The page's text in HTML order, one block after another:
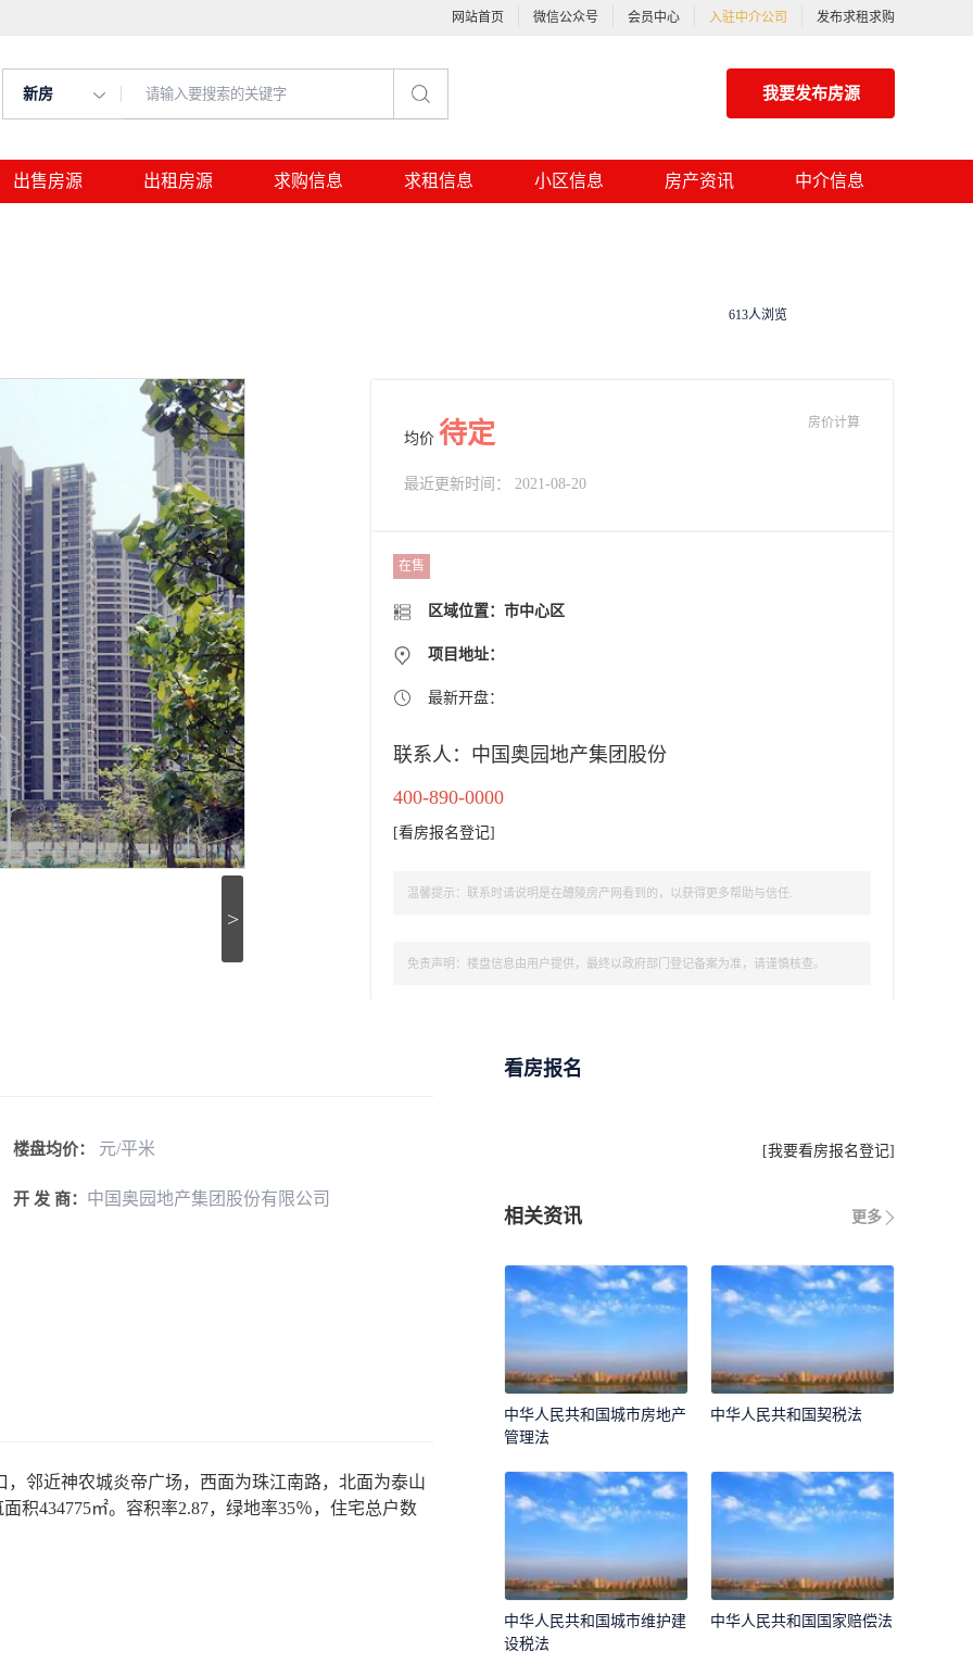
网站首页 微信公众号 会员中心 入驻中介公司 发布求租求购
新房 我要发布房源
出售房源 出租房源 求购信息 求租信息 小区信息 房产资讯 中介信息
613人浏览
>
均价 待定 房价计算
最近更新时间： 2021-08-20
在售
区域位置： 市中心区
项目地址：
最新开盘：
联系人：中国奥园地产集团股份
400-890-0000
[看房报名登记]
温馨提示：联系时请说明是在醴陵房产网看到的，以获得更多帮助与信任.
免责声明：楼盘信息由用户提供，最终以政府部门登记备案为准，请谨慎核查。
楼盘均价： 元/平米
开 发 商： 中国奥园地产集团股份有限公司
邻近神农城炎帝广场，西面为珠江南路，北面为泰山
积434775㎡。容积率2.87，绿地率35％，住宅总户数
看房报名
[我要看房报名登记]
更多
相关资讯
中华人民共和国城市房地产
管理法
中华人民共和国契税法
中华人民共和国城市维护建
设税法
中华人民共和国国家赔偿法